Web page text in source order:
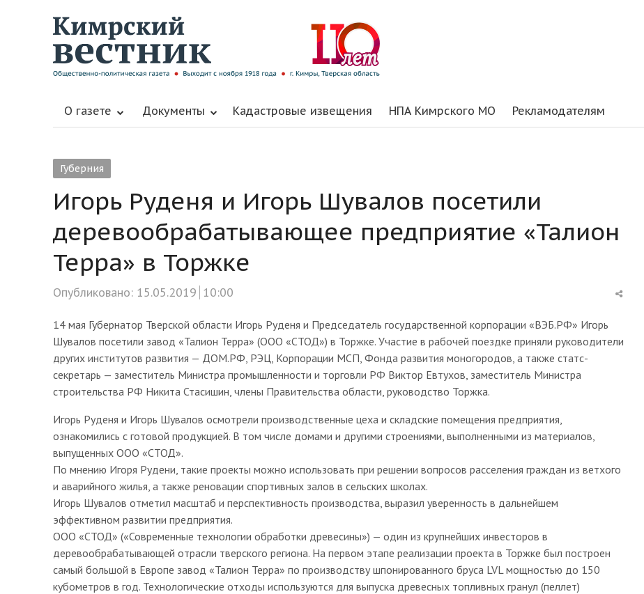
О газете Документы Кадастровые извещения НПА Кимрского МО Рекламодателям
Губерния
Игорь Руденя и Игорь Шувалов посетили
деревообрабатывающее предприятие «Талион
Терра» в Торжке
Опубликовано: 15.05.2019 10:00
Share
14 мая Губернатор Тверской области Игорь Руденя и Председатель государственной корпорации «ВЭБ.РФ» Игорь
Шувалов посетили завод «Талион Терра» (ООО «СТОД») в Торжке. Участие в рабочей поездке приняли руководители
других институтов развития — ДОМ.РФ, РЭЦ, Корпорации МСП, Фонда развития моногородов, а также статс-
секретарь — заместитель Министра промышленности и торговли РФ Виктор Евтухов, заместитель Министра
строительства РФ Никита Стасишин, члены Правительства области, руководство Торжка.
Игорь Руденя и Игорь Шувалов осмотрели производственные цеха и складские помещения предприятия,
ознакомились с готовой продукцией. В том числе домами и другими строениями, выполненными из материалов,
выпущенных ООО «СТОД».
По мнению Игоря Рудени, такие проекты можно использовать при решении вопросов расселения граждан из ветхого
и аварийного жилья, а также реновации спортивных залов в сельских школах.
Игорь Шувалов отметил масштаб и перспективность производства, выразил уверенность в дальнейшем
эффективном развитии предприятия.
ООО «СТОД» («Современные технологии обработки древесины») — один из крупнейших инвесторов в
деревообрабатывающей отрасли тверского региона. На первом этапе реализации проекта в Торжке был построен
самый большой в Европе завод «Талион Терра» по производству шпонированного бруса LVL мощностью до 150
кубометров в год. Технологические отходы используются для выпуска древесных топливных гранул (пеллет)